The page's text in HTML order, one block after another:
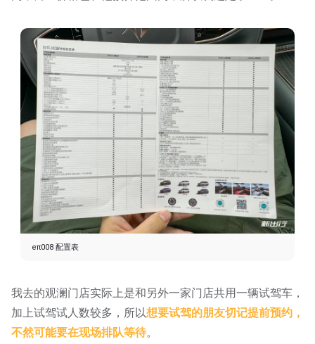
eπ008 配置表
我去的观澜门店实际上是和另外一家门店共用一辆试驾车，
加上试驾试人数较多，所以想要试驾的朋友切记提前预约，
不然可能要在现场排队等待。